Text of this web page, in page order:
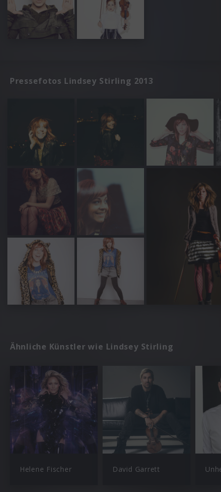
Pressefotos Lindsey Stirling 2013
Ähnliche Künstler wie Lindsey Stirling
Helene Fischer David Garrett